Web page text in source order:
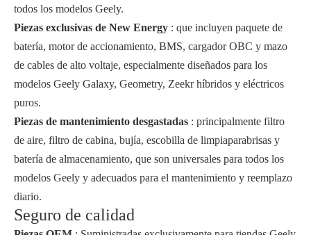
todos los modelos Geely.
Piezas exclusivas de New Energy : que incluyen paquete de
batería, motor de accionamiento, BMS, cargador OBC y mazo
de cables de alto voltaje, especialmente diseñados para los
modelos Geely Galaxy, Geometry, Zeekr híbridos y eléctricos
puros.
Piezas de mantenimiento desgastadas : principalmente filtro
de aire, filtro de cabina, bujía, escobilla de limpiaparabrisas y
batería de almacenamiento, que son universales para todos los
modelos Geely y adecuados para el mantenimiento y reemplazo
diario.
Seguro de calidad